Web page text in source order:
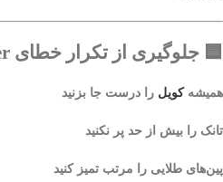
جلوگیری از تکرار خطای Check Atomizer
همیشهکویل را درست جا بزنید
تانک را بیش از حد پر نکنید
پین‌های طلایی را مرتب تمیز کنید